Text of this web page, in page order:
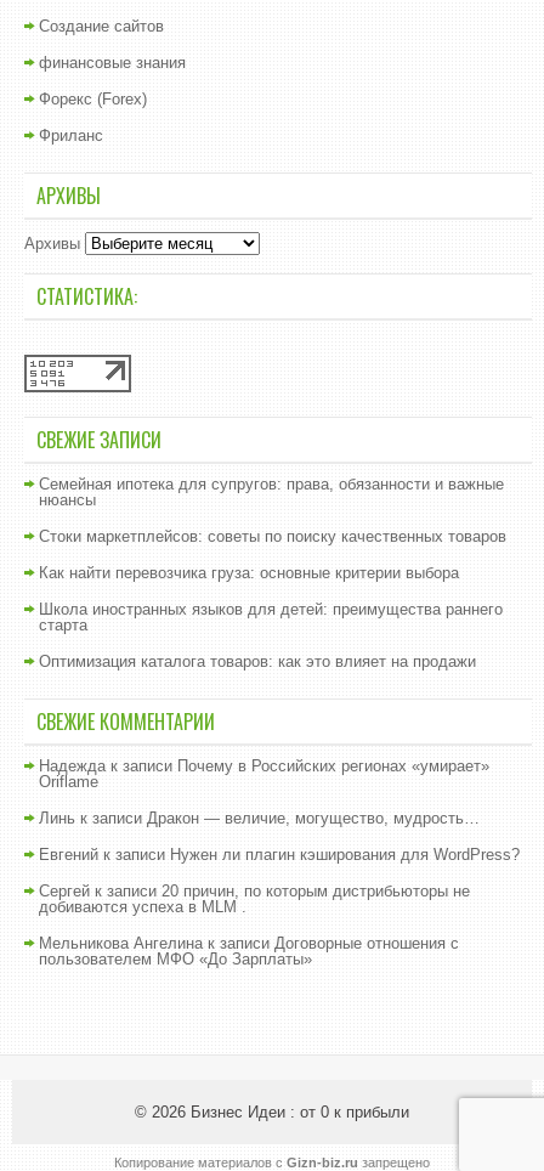
Создание сайтов
финансовые знания
Форекс (Forex)
Фриланс
АРХИВЫ
Архивы
СТАТИСТИКА:
СВЕЖИЕ ЗАПИСИ
Семейная ипотека для супругов: права, обязанности и важные
нюансы
Стоки маркетплейсов: советы по поиску качественных товаров
Как найти перевозчика груза: основные критерии выбора
Школа иностранных языков для детей: преимущества раннего
старта
Оптимизация каталога товаров: как это влияет на продажи
СВЕЖИЕ КОММЕНТАРИИ
Надеждак записи Почему в Российских регионах «умирает»
Oriflame
Линь к записи Дракон — величие, могущество, мудрость…
Евгений к записи Нужен ли плагин кэширования для WordPress?
Сергей к записи 20 причин, по которым дистрибьюторы не
добиваются успеха в MLM .
Мельникова Ангелинак записи Договорные отношения с
пользователем МФО «До Зарплаты»
© 2026 Бизнес Идеи : от 0 к прибыли
Копирование материалов с Gizn-biz.ru запрещено